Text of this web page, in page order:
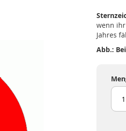
wenn
Jahres
Abb.: